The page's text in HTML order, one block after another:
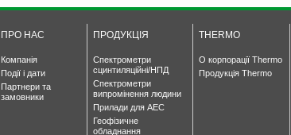
ПРО НАС ПРОДУКЦІЯ THERMO
Компанія
Події і дати
Партнери та
замовники
Спектрометри
сцинтиляційні/НПД
Спектрометри
випромінення людини
Прилади для АЕС
Геофізичне
обладнання
О корпорації Thermo
Продукція Thermo